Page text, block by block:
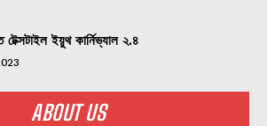
টেক্সটাইল ইয়ুথ কার্নিভ্যাল ২.৪
ABOUT US